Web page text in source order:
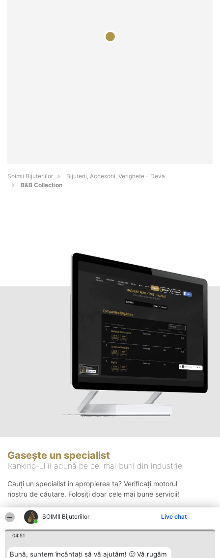
ŞOIMII Bijuteriilor Live chat
04:51
Bună, suntem încântați să vă ajutăm! 🙂 Vă rugăm
Şoimii Bijuteriilor
Bijuterii, Accesorii, Verighete - Deva
B&B Collection
Gasește un specialist
Ranking-ul îi adună pe cei mai buni din industrie
Cauți un specialist in apropierea ta? Verificați motorul
nostru de căutare. Folosiți doar cele mai bune servicii!